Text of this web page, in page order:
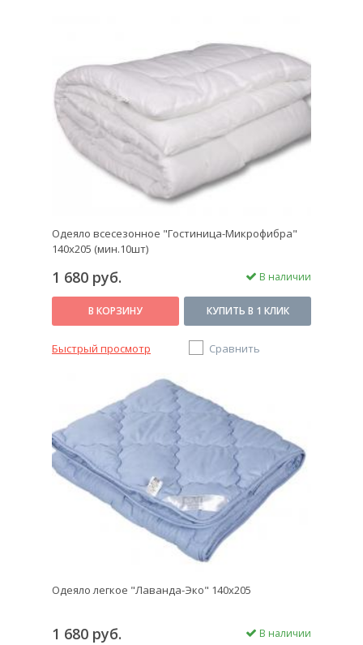
Одеяло всесезонное "Гостиница-Микрофибра"
140х205 (мин.10шт)
1 680 руб. В наличии
В КОРЗИНУ КУПИТЬ В 1 КЛИК
Быстрый просмотр Сравнить
Одеяло легкое "Лаванда-Эко" 140х205
1 680 руб. В наличии